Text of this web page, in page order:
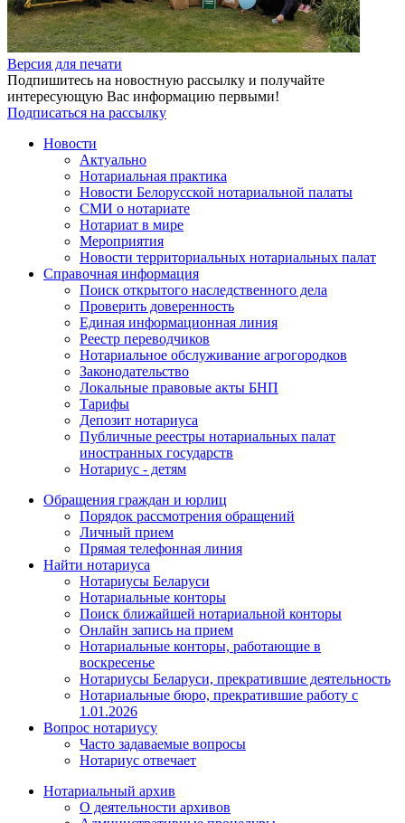
Версия для печати
Подпишитесь на новостную рассылку и получайте
интересующую Вас информацию первыми!
Подписаться на рассылку
Новости
Актуально
Нотариальная практика
Новости Белорусской нотариальной палаты
СМИ о нотариате
Нотариат в мире
Мероприятия
Новости территориальных нотариальных палат
Справочная информация
Поиск открытого наследственного дела
Проверить доверенность
Единая информационная линия
Реестр переводчиков
Нотариальное обслуживание агрогородков
Законодательство
Локальные правовые акты БНП
Тарифы
Депозит нотариуса
Публичные реестры нотариальных палат
иностранных государств
Нотариус - детям
Обращения граждан и юрлиц
Порядок рассмотрения обращений
Личный прием
Прямая телефонная линия
Найти нотариуса
Нотариусы Беларуси
Нотариальные конторы
Поиск ближайшей нотариальной конторы
Онлайн запись на прием
Нотариальные конторы, работающие в
воскресенье
Нотариусы Беларуси, прекратившие деятельность
Нотариальные бюро, прекратившие работу с
1.01.2026
Вопрос нотариусу
Часто задаваемые вопросы
Нотариус отвечает
Нотариальный архив
О деятельности архивов